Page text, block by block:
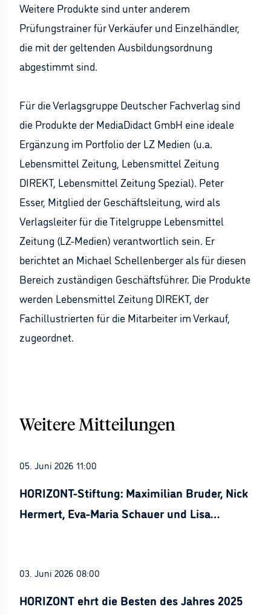
Weitere Produkte sind unter anderem
Prüfungstrainer für Verkäufer und Einzelhändler,
die mit der geltenden Ausbildungsordnung
abgestimmt sind.
Für die Verlagsgruppe Deutscher Fachverlag sind
die Produkte der MediaDidact GmbH eine ideale
Ergänzung im Portfolio der LZ Medien (u.a.
Lebensmittel Zeitung, Lebensmittel Zeitung
DIREKT, Lebensmittel Zeitung Spezial). Peter
Esser, Mitglied der Geschäftsleitung, wird als
Verlagsleiter für die Titelgruppe Lebensmittel
Zeitung (LZ-Medien) verantwortlich sein. Er
berichtet an Michael Schellenberger als für diesen
Bereich zuständigen Geschäftsführer. Die Produkte
werden Lebensmittel Zeitung DIREKT, der
Fachillustrierten für die Mitarbeiter im Verkauf,
zugeordnet.
Weitere Mitteilungen
05. Juni 2026 11:00
HORIZONT-Stiftung: Maximilian Bruder, Nick
Hermert, Eva-Maria Schauer und Lisa
03. Juni 2026 08:00
HORIZONT ehrt die Besten des Jahres 2025